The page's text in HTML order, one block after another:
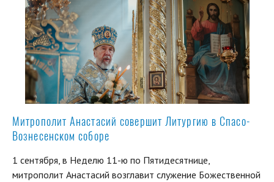
Митрополит Анастасий совершит Литургию в Спасо-
Вознесенском соборе
1 сентября, в Неделю 11-ю по Пятидесятнице,
митрополит Анастасий возглавит служение Божественной